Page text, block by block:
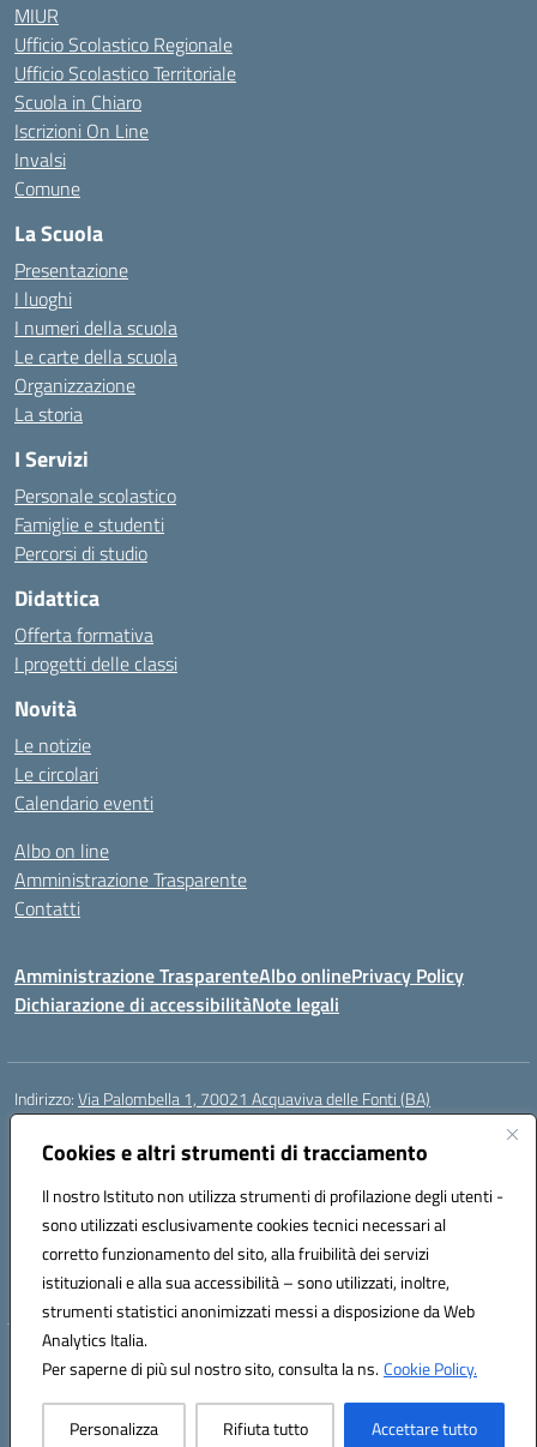
Cookies e altri strumenti di tracciamento
Il nostro Istituto non utilizza strumenti di profilazione degli utenti -
sono utilizzati esclusivamente cookies tecnici necessari al
corretto funzionamento del sito, alla fruibilità dei servizi
istituzionali e alla sua accessibilità – sono utilizzati, inoltre,
strumenti statistici anonimizzati messi a disposizione da Web
Analytics Italia.
Per saperne di più sul nostro sito, consulta la ns.Cookie Policy.
Personalizza Rifiuta tutto Accettare tutto
MIUR
Ufficio Scolastico Regionale
Ufficio Scolastico Territoriale
Scuola in Chiaro
Iscrizioni On Line
Invalsi
Comune
La Scuola
Presentazione
I luoghi
I numeri della scuola
Le carte della scuola
Organizzazione
La storia
I Servizi
Personale scolastico
Famiglie e studenti
Percorsi di studio
Didattica
Offerta formativa
I progetti delle classi
Novità
Le notizie
Le circolari
Calendario eventi
Albo on line
Amministrazione Trasparente
Contatti
Amministrazione TrasparenteAlbo onlinePrivacy Policy
Dichiarazione di accessibilitàNote legali
Indirizzo:Via Palombella 1, 70021 Acquaviva delle Fonti (BA)
Centralino:
Posta elettronica certificata (PEC):baic89400e@pec.istruzione.it
Codice fiscale: 91121590722
Codice meccanografico:baic89400e
Codice Indice delle Pubbliche Amministrazioni (IPA): icddagio
Codice unico di fatturazione (CUF): UFGHCG
Hosting & Powered by 3D Solution S.r.l.
Concept & Design by Designers Italia